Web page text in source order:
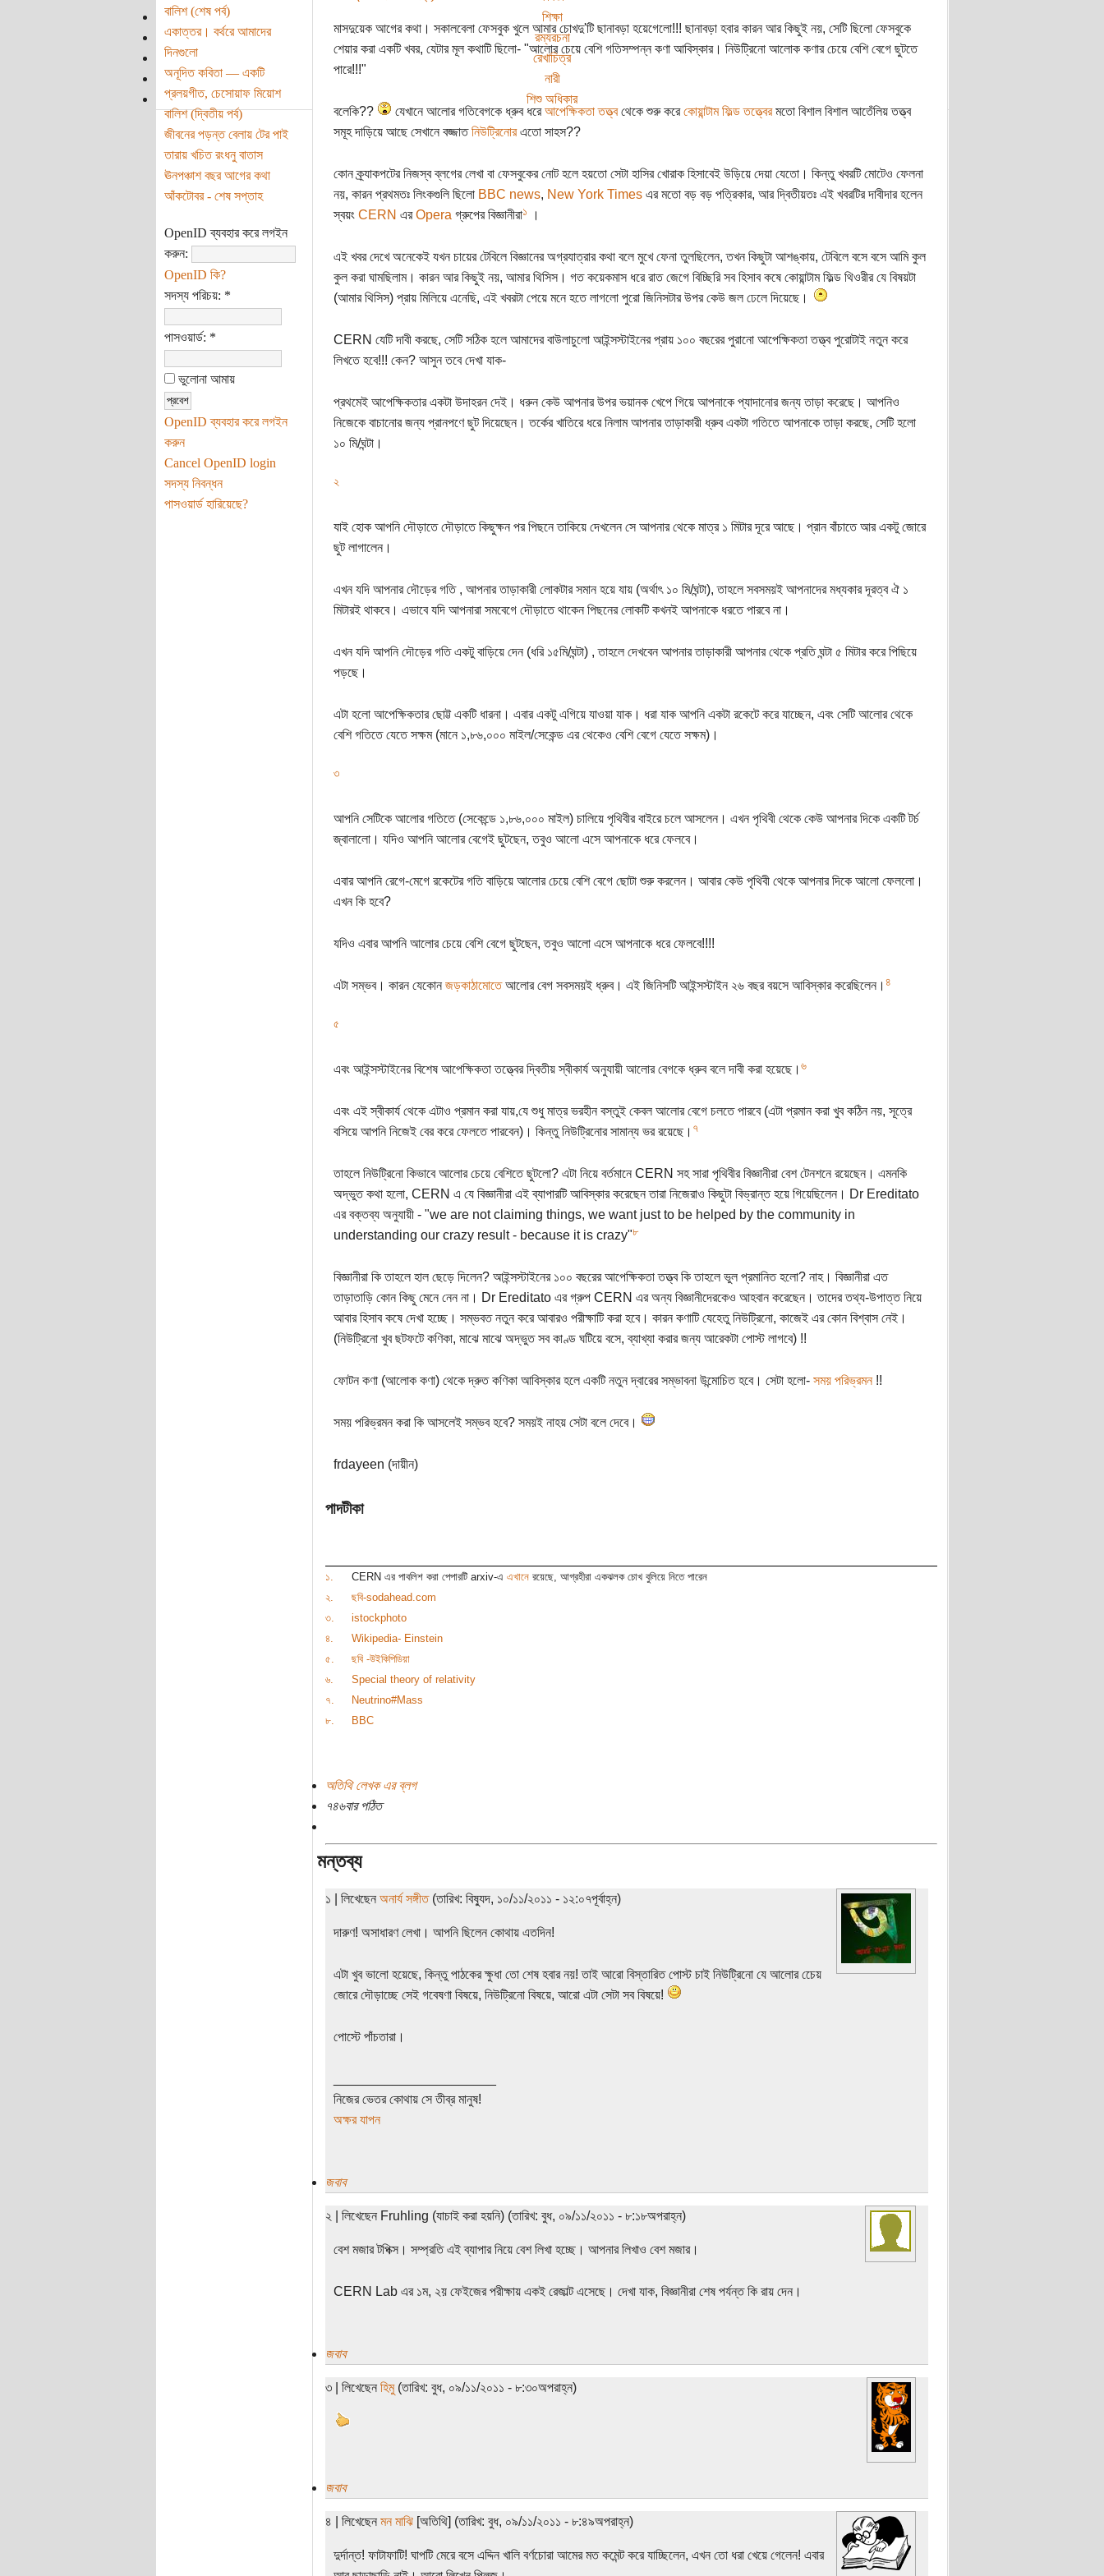
শিক্ষা
রম্যরচনা
রেখাচিত্র
নারী
শিশু অধিকার
বালিশ (শেষ পর্ব)
একাত্তর। বর্থরে আমাদের
দিনগুলো
অনূদিত কবিতা — একটি
প্রলয়গীত, চেসোয়াফ মিয়োশ
বালিশ (দ্বিতীয় পর্ব)
জীবনের পড়ন্ত বেলায় টের পাই
তারায় খচিত রংধনু বাতাস
ঊনপঞ্চাশ বছর আগের কথা
আঁকটোবর - শেষ সপ্তাহ
OpenID ব্যবহার করে লগইন
করুন:
OpenID কি?
সদস্য পরিচয়: *
পাসওয়ার্ড: *
ভুলোনা আমায়
OpenID ব্যবহার করে লগইন
করুন
Cancel OpenID login
সদস্য নিবন্ধন
পাসওয়ার্ড হারিয়েছে?
মাসদুয়েক আগের কথা। সকালবেলা ফেসবুক খুলে আমার চোখদু'টি ছানাবড়া হয়েগেলো!!! ছানাবড়া হবার কারন আর কিছুই নয়, সেটি ছিলো ফেসবুকে
শেয়ার করা একটি খবর, যেটার মূল কথাটি ছিলো- "আলোর চেয়ে বেশি গতিসম্পন্ন কণা আবিস্কার। নিউট্রিনো আলোক কণার চেয়ে বেশি বেগে ছুটতে
পারে!!!"
বলেকি?? যেখানে আলোর গতিবেগকে ধ্রুব ধরেআপেক্ষিকতা তত্ত্বথেকে শুরু করেকোয়ান্টাম ফিল্ড তত্ত্বেরমতো বিশাল বিশাল আতেঁলিয় তত্ত্ব
সমূহ দাড়িয়ে আছে সেখানে বজ্জাতনিউট্রিনোরএতো সাহস??
কোন ক্র্যাকপটের নিজস্ব ব্লগের লেখা বা ফেসবুকের নোট হলে হয়তো সেটা হাসির খোরাক হিসাবেই উড়িয়ে দেয়া যেতো। কিন্তু খবরটি মোটেও ফেলনা
নয়, কারন প্রথমতঃ লিংকগুলি ছিলো BBC news, New York Timesএর মতো বড় বড় পত্রিকার, আর দ্বিতীয়তঃ এই খবরটির দাবীদার হলেন
স্বয়ং CERN এরOpera গ্রুপের বিজ্ঞানীরা১ ।
এই খবর দেখে অনেকেই যখন চায়ের টেবিলে বিজ্ঞানের অগ্রযাত্রার কথা বলে মুখে ফেনা তুলছিলেন, তখন কিছুটা আশঙ্কায়, টেবিলে বসে বসে আমি কুল
কুল করা ঘামছিলাম। কারন আর কিছুই নয়, আমার থিসিস। গত কয়েকমাস ধরে রাত জেগে বিচ্ছিরি সব হিসাব কষে কোয়ান্টাম ফিল্ড থিওরীর যে বিষয়টা
(আমার থিসিস) প্রায় মিলিয়ে এনেছি, এই খবরটা পেয়ে মনে হতে লাগলো পুরো জিনিসটার উপর কেউ জল ঢেলে দিয়েছে।
CERN যেটি দাবী করছে, সেটি সঠিক হলে আমাদের বাউলাচুলো আইন্সস্টাইনের প্রায় ১০০ বছরের পুরানো আপেক্ষিকতা তত্ত্ব পুরোটাই নতুন করে
লিখতে হবে!!! কেন? আসুন তবে দেখা যাক-
প্রথমেই আপেক্ষিকতার একটা উদাহরন দেই। ধরুন কেউ আপনার উপর ভয়ানক খেপে গিয়ে আপনাকে প্যাদানোর জন্য তাড়া করেছে। আপনিও
নিজেকে বাচানোর জন্য প্রানপণে ছুট দিয়েছেন। তর্কের খাতিরে ধরে নিলাম আপনার তাড়াকারী ধ্রুব একটা গতিতে আপনাকে তাড়া করছে, সেটি হলো
১০ মি/ঘন্টা।
২
যাই হোক আপনি দৌড়াতে দৌড়াতে কিছুক্ষন পর পিছনে তাকিয়ে দেখলেন সে আপনার থেকে মাত্র ১ মিটার দূরে আছে। প্রান বাঁচাতে আর একটু জোরে
ছুট লাগালেন।
এখন যদি আপনার দৌড়ের গতি , আপনার তাড়াকারী লোকটার সমান হয়ে যায় (অর্থাৎ ১০ মি/ঘন্টা), তাহলে সবসময়ই আপনাদের মধ্যকার দূরত্ব ঐ ১
মিটারই থাকবে। এভাবে যদি আপনারা সমবেগে দৌড়াতে থাকেন পিছনের লোকটি কখনই আপনাকে ধরতে পারবে না।
এখন যদি আপনি দৌড়ের গতি একটু বাড়িয়ে দেন (ধরি ১৫মি/ঘন্টা) , তাহলে দেখবেন আপনার তাড়াকারী আপনার থেকে প্রতি ঘন্টা ৫ মিটার করে পিছিয়ে
পড়ছে।
এটা হলো আপেক্ষিকতার ছোট্ট একটি ধারনা। এবার একটু এগিয়ে যাওয়া যাক। ধরা যাক আপনি একটা রকেটে করে যাচ্ছেন, এবং সেটি আলোর থেকে
বেশি গতিতে যেতে সক্ষম (মানে ১,৮৬,০০০ মাইল/সেকেন্ড এর থেকেও বেশি বেগে যেতে সক্ষম)।
৩
আপনি সেটিকে আলোর গতিতে (সেকেন্ডে ১,৮৬,০০০ মাইল) চালিয়ে পৃথিবীর বাইরে চলে আসলেন। এখন পৃথিবী থেকে কেউ আপনার দিকে একটি টর্চ
জ্বালালো। যদিও আপনি আলোর বেগেই ছুটছেন, তবুও আলো এসে আপনাকে ধরে ফেলবে।
এবার আপনি রেগে-মেগে রকেটের গতি বাড়িয়ে আলোর চেয়ে বেশি বেগে ছোটা শুরু করলেন। আবার কেউ পৃথিবী থেকে আপনার দিকে আলো ফেললো।
এখন কি হবে?
যদিও এবার আপনি আলোর চেয়ে বেশি বেগে ছুটছেন, তবুও আলো এসে আপনাকে ধরে ফেলবে!!!!
এটা সম্ভব। কারন যেকোন জড়কাঠামোতেআলোর বেগ সবসময়ই ধ্রুব। এই জিনিসটি আইন্সস্টাইন ২৬ বছর বয়সে আবিস্কার করেছিলেন। ৪
৫
এবং আইন্সস্টাইনের বিশেষ আপেক্ষিকতা তত্ত্বের দ্বিতীয় স্বীকার্য অনুযায়ী আলোর বেগকে ধ্রুব বলে দাবী করা হয়েছে। ৬
এবং এই স্বীকার্য থেকে এটাও প্রমান করা যায়,যে শুধু মাত্র ভরহীন বস্তুই কেবল আলোর বেগে চলতে পারবে (এটা প্রমান করা খুব কঠিন নয়, সূত্রে
বসিয়ে আপনি নিজেই বের করে ফেলতে পারবেন)। কিন্তু নিউট্রিনোর সামান্য ভর রয়েছে। ৭
তাহলে নিউট্রিনো কিভাবে আলোর চেয়ে বেশিতে ছুটলো? এটা নিয়ে বর্তমানে CERN সহ সারা পৃথিবীর বিজ্ঞানীরা বেশ টেনশনে রয়েছেন। এমনকি
অদ্ভুত কথা হলো, CERN এ যে বিজ্ঞানীরা এই ব্যাপারটি আবিস্কার করেছেন তারা নিজেরাও কিছুটা বিভ্রান্ত হয়ে গিয়েছিলেন। Dr Ereditato
এর বক্তব্য অনুযায়ী - "we are not claiming things, we want just to be helped by the community in
understanding our crazy result - because it is crazy"৮
বিজ্ঞানীরা কি তাহলে হাল ছেড়ে দিলেন? আইন্সস্টাইনের ১০০ বছরের আপেক্ষিকতা তত্ত্ব কি তাহলে ভুল প্রমানিত হলো? নাহ। বিজ্ঞানীরা এত
তাড়াতাড়ি কোন কিছু মেনে নেন না। Dr Ereditato এর গ্রুপ CERN এর অন্য বিজ্ঞানীদেরকেও আহবান করেছেন। তাদের তথ্য-উপাত্ত নিয়ে
আবার হিসাব কষে দেখা হচ্ছে। সম্ভবত নতুন করে আবারও পরীক্ষাটি করা হবে। কারন কণাটি যেহেতু নিউট্রিনো, কাজেই এর কোন বিশ্বাস নেই।
(নিউট্রিনো খুব ছটফটে কণিকা, মাঝে মাঝে অদ্ভুত সব কাণ্ড ঘটিয়ে বসে, ব্যাখ্যা করার জন্য আরেকটা পোস্ট লাগবে) !!
ফোটন কণা (আলোক কণা) থেকে দ্রুত কণিকা আবিস্কার হলে একটি নতুন দ্বারের সম্ভাবনা উন্মোচিত হবে। সেটা হলো- সময় পরিভ্রমন!!
সময় পরিভ্রমন করা কি আসলেই সম্ভব হবে? সময়ই নাহয় সেটা বলে দেবে।
frdayeen (দায়ীন)
পাদটীকা
১. CERN এর পাবলিশ করা পেপারটি arxiv-এ এখানেরয়েছে, আগ্রহীরা একঝলক চোখ বুলিয়ে নিতে পারেন
২.
ছবি-sodahead.com
৩.
istockphoto
৪.
Wikipedia- Einstein
৫.
ছবি -উইকিপিডিয়া
৬.
Special theory of relativity
৭.
Neutrino#Mass
৮.
BBC
অতিথি লেখক এর ব্লগ
৭৪৬বার পঠিত
মন্তব্য
১ | লিখেছেন অনার্য সঙ্গীত(তারিখ: বিষ্যুদ, ১০/১১/২০১১ - ১২:০৭পূর্বাহ্ন)
দারুণ! অসাধারণ লেখা। আপনি ছিলেন কোথায় এতদিন!
এটা খুব ভালো হয়েছে, কিন্তু পাঠকের ক্ষুধা তো শেষ হবার নয়! তাই আরো বিস্তারিত পোস্ট চাই নিউট্রিনো যে আলোর চেেয়
জোরে দৌড়াচ্ছে সেই গবেষণা বিষয়ে, নিউট্রিনো বিষয়ে, আরো এটা সেটা সব বিষয়ে!
পোস্টে পাঁচতারা।
নিজের ভেতর কোথায় সে তীব্র মানুষ!
অক্ষর যাপন
জবাব
২ | লিখেছেন Fruhling (যাচাই করা হয়নি) (তারিখ: বুধ, ০৯/১১/২০১১ - ৮:১৮অপরাহ্ন)
বেশ মজার টপিক্স। সম্প্রতি এই ব্যাপার নিয়ে বেশ লিখা হচ্ছে। আপনার লিখাও বেশ মজার।
CERN Lab এর ১ম, ২য় ফেইজের পরীক্ষায় একই রেজাল্ট এসেছে। দেখা যাক, বিজ্ঞানীরা শেষ পর্যন্ত কি রায় দেন।
জবাব
৩ | লিখেছেন হিমু(তারিখ: বুধ, ০৯/১১/২০১১ - ৮:৩০অপরাহ্ন)
জবাব
৪ | লিখেছেন মন মাঝি[অতিথি] (তারিখ: বুধ, ০৯/১১/২০১১ - ৮:৪৯অপরাহ্ন)
দুর্দান্ত! ফাটাফাটি! ঘাপটি মেরে বসে এদ্দিন খালি বর্ণচোরা আমের মত কমেন্ট করে যাচ্ছিলেন, এখন তো ধরা খেয়ে গেলেন! এবার